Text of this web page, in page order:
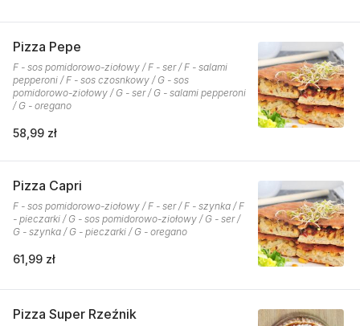
Pizza Pepe
F - sos pomidorowo-ziołowy / F - ser / F - salami
pepperoni / F - sos czosnkowy / G - sos
pomidorowo-ziołowy / G - ser / G - salami pepperoni
/ G - oregano
58,99 zł
Pizza Capri
F - sos pomidorowo-ziołowy / F - ser / F - szynka / F
- pieczarki / G - sos pomidorowo-ziołowy / G - ser /
G - szynka / G - pieczarki / G - oregano
61,99 zł
Pizza Super Rzeźnik